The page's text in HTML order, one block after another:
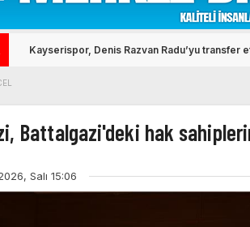
Kayserispor, Denis Razvan Radu’yu transfer
Battalgazi'deki hak
Salı 15:06